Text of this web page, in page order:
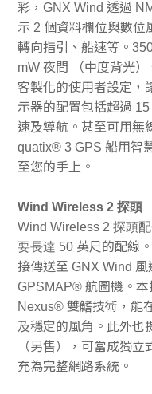
彩，GNX Wind 透過
示 2 個資料欄位與數位
轉向指引、船速等。
mW 夜間 （中度背光
客製化的使用者設定，
示器的配置包括超過
速及導航。甚至可用無
quatix® 3 GPS 船用智
至您的手上。
Wind Wireless 2探頭
Wind Wireless 2探頭
要長達 50 英尺的配線
接傳送至 GNX Wind
GPSMAP® 航圖機。本
Nexus® 雙鰭技術，能
及穩定的風角。此外也
（另售），可當成獨
充為完整網路系統。